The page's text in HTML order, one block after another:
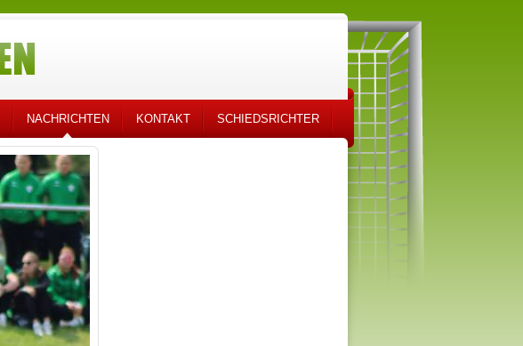
NACHRICHTEN KONTAKT SCHIEDSRICHTER